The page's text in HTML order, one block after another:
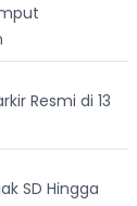
Resmi di 13
SD Hingga